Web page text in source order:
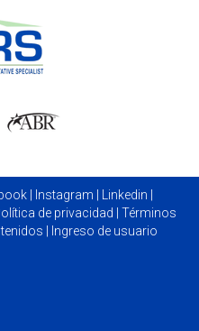
| Instagram Linkedin
de privacidad
Términos
Ingreso de usuario